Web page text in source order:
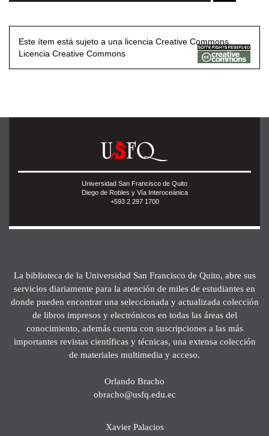
Este ítem está sujeto a una licencia Creative Commons
Licencia Creative Commons
Universidad San Francisco de Quito
Diego de Robles y Vía Interoceánica
+593 2 297 1700
La biblioteca de la Universidad San Francisco de Quito, abre sus
servicios diariamente para la atención de miles de estudiantes en
donde pueden encontrar una seleccionada y actualizada colección
de libros impresos y electrónicos en todas las áreas del
conocimiento, además cuenta con suscripciones a las más
importantes revistas científicas y técnicas, una extensa colección
de materiales multimedia y acceso.
Orlando Bracho
obracho@usfq.edu.ec
Xavier Palacios